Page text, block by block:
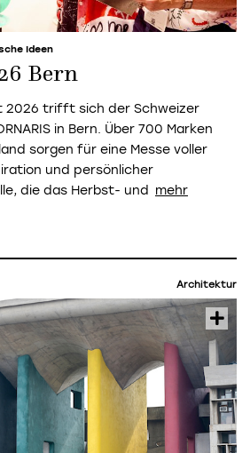
Ideen
Bern
2026 trifft sich der Schweizer
in Bern. Über 700 Marken
sorgen für eine Messe voller
und persönlicher
die das Herbst- und
Architektur